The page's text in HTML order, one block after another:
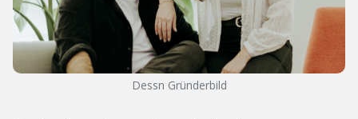
Dessn Gründerbild